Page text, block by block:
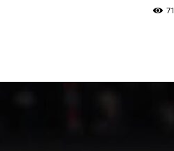
71